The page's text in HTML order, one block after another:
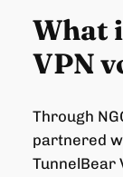
What
VPN
Through
partnered
TunnelBear